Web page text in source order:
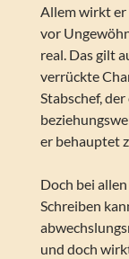
Allem wirkt er
vor
real. Das gilt
verrückte
Stabschef,
er behauptet
Doch bei
Schreiben
und doch